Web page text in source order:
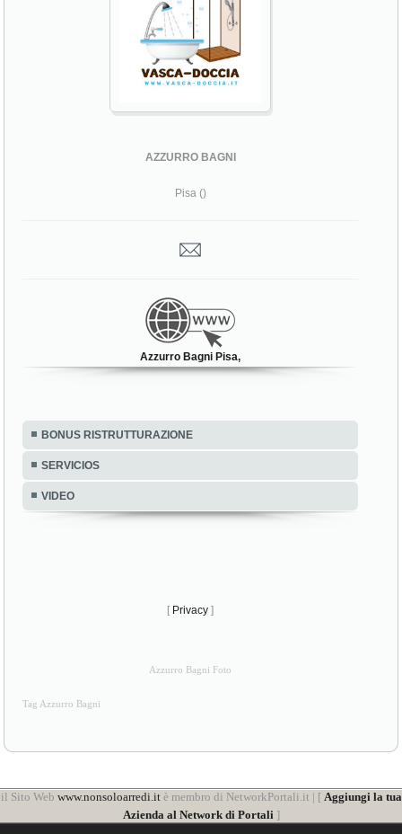
AZZURRO BAGNI
Pisa ()
Azzurro Bagni Pisa,
BONUS RISTRUTTURAZIONE
SERVICIOS
VIDEO
[ Privacy ]
Azzurro Bagni Foto
Tag Azzurro Bagni
il Sito Web www.nonsoloarredi.itè membro di NetworkPortali.it | [ Aggiungi la tua
Azienda al Network di Portali]